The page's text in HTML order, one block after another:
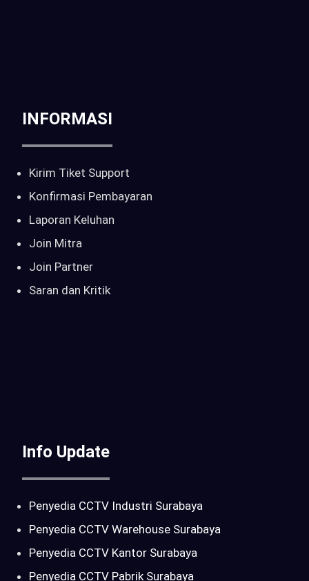
INFORMASI
Kirim Tiket Support
Konfirmasi Pembayaran
Laporan Keluhan
Join Mitra
Join Partner
Saran dan Kritik
Info Update
Penyedia CCTV Industri Surabaya
Penyedia CCTV Warehouse Surabaya
Penyedia CCTV Kantor Surabaya
Penyedia CCTV Pabrik Surabaya